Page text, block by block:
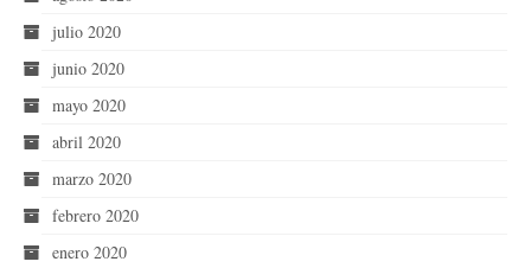
julio 2020
junio 2020
mayo 2020
abril 2020
marzo 2020
febrero 2020
enero 2020